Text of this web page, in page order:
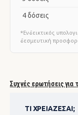
Συχνές ερωτήσεις
ΤΙ ΧΡΕΙΆΖΕΣΑΙ;
4 δόσεις
*Ενδεικτικός
δεσμευτική